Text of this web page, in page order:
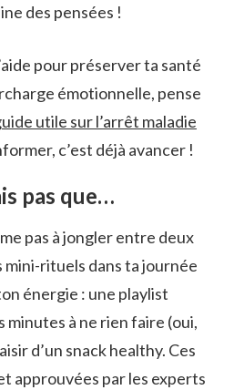
des pensées !
pour préserver ta santé
émotionnelle, pense
utile sur l’arrêt maladie
c’est déjà avancer !
pas que…
pas à jongler entre deux
rituels dans ta journée
énergie : une playlist
minutes à ne rien faire (oui,
d’un snack healthy. Ces
approuvées par les experts